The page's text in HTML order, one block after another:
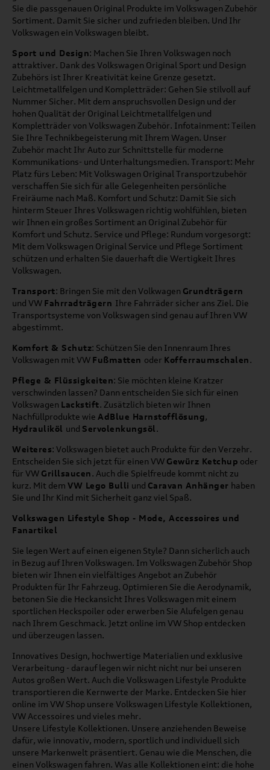
Sie die passgenauen Original Produkte im Volkswagen Zubehör
Sortiment. Damit Sie sicher und zufrieden bleiben. Und Ihr
Volkswagen ein Volkswagen bleibt.
Sport und Design: Machen Sie Ihren Volkswagen noch
attraktiver. Dank des Volkswagen Original Sport und Design
Zubehörs ist Ihrer Kreativität keine Grenze gesetzt.
Leichtmetallfelgen und Kompletträder: Gehen Sie stilvoll auf
Nummer Sicher. Mit dem anspruchsvollen Design und der
hohen Qualität der Original Leichtmetallfelgen und
Kompletträder von Volkswagen Zubehör. Infotainment: Teilen
Sie Ihre Technikbegeisterung mit Ihrem Wagen. Unser
Zubehör macht Ihr Auto zur Schnittstelle für moderne
Kommunikations- und Unterhaltungsmedien. Transport: Mehr
Platz fürs Leben: Mit Volkswagen Original Transportzubehör
verschaffen Sie sich für alle Gelegenheiten persönliche
Freiräume nach Maß. Komfort und Schutz: Damit Sie sich
hinterm Steuer Ihres Volkswagen richtig wohlfühlen, bieten
wir Ihnen ein großes Sortiment an Original Zubehör für
Komfort und Schutz. Service und Pflege: Rundum vorgesorgt:
Mit dem Volkswagen Original Service und Pflege Sortiment
schützen und erhalten Sie dauerhaft die Wertigkeit Ihres
Volkswagen.
Transport: Bringen Sie mit den Volkwagen Grundträgern
und VW Fahrradträgern Ihre Fahrräder sicher ans Ziel. Die
Transportsysteme von Volkswagen sind genau auf Ihren VW
abgestimmt.
Komfort & Schutz: Schützen Sie den Innenraum Ihres
Volkswagen mit VW Fußmatten oder Kofferraumschalen.
Pflege & Flüssigkeiten: Sie möchten kleine Kratzer
verschwinden lassen? Dann entscheiden Sie sich für einen
Volkswagen Lackstift. Zusätzlich bieten wir Ihnen
Nachfüllprodukte wie AdBlue Harnstofflösung,
Hydrauliköl und Servolenkungsöl.
Weiteres: Volkswagen bietet auch Produkte für den Verzehr.
Entscheiden Sie sich jetzt für einen VW Gewürz Ketchup oder
für VW Grillsaucen. Auch die Spielfreude kommt nicht zu
kurz. Mit dem VW Lego Bulli und Caravan Anhänger haben
Sie und Ihr Kind mit Sicherheit ganz viel Spaß.
Volkswagen Lifestyle Shop - Mode, Accessoires und
Fanartikel
Sie legen Wert auf einen eigenen Style? Dann sicherlich auch
in Bezug auf Ihren Volkswagen. Im Volkswagen Zubehör Shop
bieten wir Ihnen ein vielfältiges Angebot an Zubehör
Produkten für Ihr Fahrzeug. Optimieren Sie die Aerodynamik,
betonen Sie die Heckansicht Ihres Volkswagen mit einem
sportlichen Heckspoiler oder erwerben Sie Alufelgen genau
nach Ihrem Geschmack. Jetzt online im VW Shop entdecken
und überzeugen lassen.
Innovatives Design, hochwertige Materialien und exklusive
Verarbeitung - darauf legen wir nicht nicht nur bei unseren
Autos großen Wert. Auch die Volkswagen Lifestyle Produkte
transportieren die Kernwerte der Marke. Entdecken Sie hier
online im VW Shop unsere Volkswagen Lifestyle Kollektionen,
VW Accessoires und vieles mehr.
Unsere Lifestyle Kollektionen. Unsere anziehenden Beweise
dafür, wie innovativ, modern, sportlich und individuell sich
unsere Markenwelt präsentiert. Genau wie die Menschen, die
einen Volkswagen fahren. Was alle Kollektionen eint: die hohe